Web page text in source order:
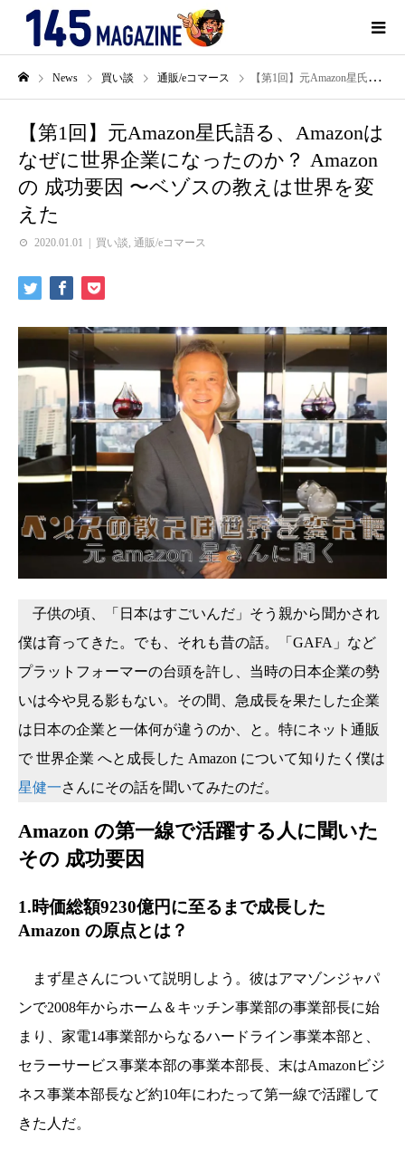
News 買い談 通販/eコマース 【第1回】元Amazon星氏語る、Amazonはなぜに世界企業になったのか？ Amazon の 成功要因 〜ベゾスの教えは世界を変えた
【第1回】元Amazon星氏語る、Amazonは
なぜに世界企業になったのか？ Amazon
の 成功要因 〜ベゾスの教えは世界を変
えた
2020.01.01 買い談 通販/eコマース
子供の頃、「日本はすごいんだ」そう親から聞かされ
僕は育ってきた。でも、それも昔の話。「GAFA」など
プラットフォーマーの台頭を許し、当時の日本企業の勢
いは今や見る影もない。その間、急成長を果たした企業
は日本の企業と一体何が違うのか、と。特にネット通販
で 世界企業 へと成長した Amazon について知りたく僕は
星健一さんにその話を聞いてみたのだ。
Amazon の第一線で活躍する人に聞いた
その 成功要因
1.時価総額9230億円に至るまで成長した
Amazon の原点とは？
まず星さんについて説明しよう。彼はアマゾンジャパ
ンで2008年からホーム＆キッチン事業部の事業部長に始
まり、家電14事業部からなるハードライン事業本部と、
セラーサービス事業本部の事業本部長、末はAmazonビジ
ネス事業本部長など約10年にわたって第一線で活躍して
きた人だ。